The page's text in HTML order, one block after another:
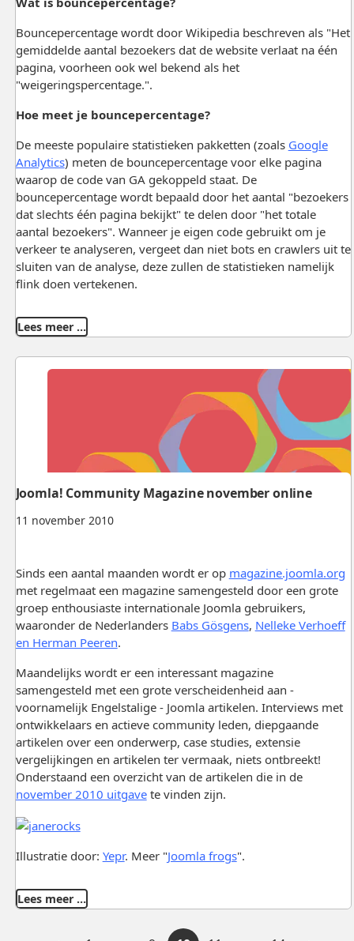
Bouncepercentage wordt door Wikipedia beschreven als "Het
gemiddelde aantal bezoekers dat de website verlaat na één
pagina, voorheen ook wel bekend als het
"weigeringspercentage.".
Hoe meet je bouncepercentage?
De meeste populaire statistieken pakketten (zoals Google
Analytics) meten de bouncepercentage voor elke pagina
waarop de code van GA gekoppeld staat. De
bouncepercentage wordt bepaald door het aantal "bezoekers
dat slechts één pagina bekijkt" te delen door "het totale
aantal bezoekers". Wanneer je eigen code gebruikt om je
verkeer te analyseren, vergeet dan niet bots en crawlers uit te
sluiten van de analyse, deze zullen de statistieken namelijk
flink doen vertekenen.
Lees meer …
11 november 2010
Joomla! Community Magazine november online
Sinds een aantal maanden wordt er op magazine.joomla.org
met regelmaat een magazine samengesteld door een grote
groep enthousiaste internationale Joomla gebruikers,
waaronder de Nederlanders Babs Gösgens, Nelleke Verhoeff
en Herman Peeren.
Maandelijks wordt er een interessant magazine
samengesteld met een grote verscheidenheid aan -
voornamelijk Engelstalige - Joomla artikelen. Interviews met
ontwikkelaars en actieve community leden, diepgaande
artikelen over een onderwerp, case studies, extensie
vergelijkingen en artikelen ter vermaak, niets ontbreekt!
Onderstaand een overzicht van de artikelen die in de
november 2010 uitgavete vinden zijn.
Illustratie door: Yepr. Meer "Joomla frogs".
Lees meer …